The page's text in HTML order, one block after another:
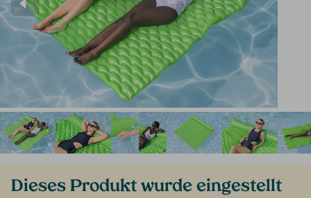
Dieses Produkt wurde eingestellt